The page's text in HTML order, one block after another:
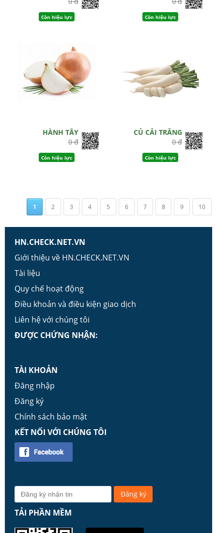
Còn hiệu lực Còn hiệu lực
HÀNH TÂY
0 đ
Còn hiệu lực
CỦ CẢI TRẮNG
0 đ
Còn hiệu lực
1 2 3 4 5 6 7 8 9 10
HN.CHECK.NET.VN
Giới thiệu về HN.CHECK.NET.VN
Tài liệu
Quy chế hoạt động
Điều khoản và điều kiện giao dịch
Liên hệ với chúng tôi
ĐƯỢC CHỨNG NHẬN:
TÀI KHOẢN
Đăng nhập
Đăng ký
Chính sách bảo mật
KẾT NỐI VỚI CHÚNG TÔI
TẢI PHẦN MỀM